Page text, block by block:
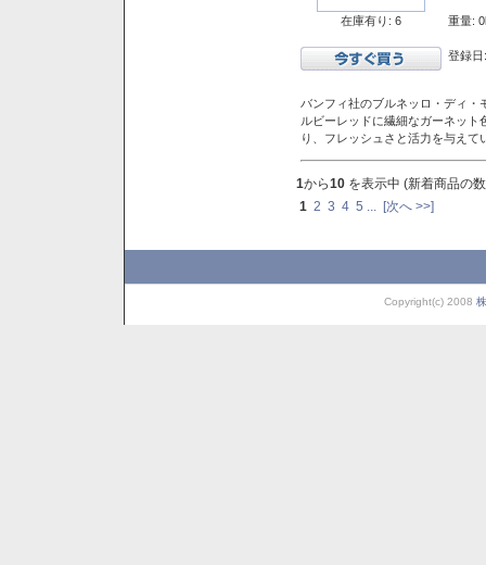
在庫有り: 6 重量:
登録
バンフィ社のブルネッロ・ディ
ルビーレッドに繊細なガーネッ
り、フレッシュさと活力を与え
1から10 を表示中 (新着商品の
1 2 3 4 5 [次へ >>]
Copyright(c) 2008